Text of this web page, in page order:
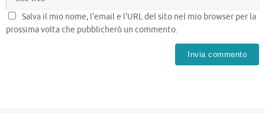
Salva il mio nome, l'email e l'URL del sito nel mio browser per la
prossima volta che pubblicherò un commento.